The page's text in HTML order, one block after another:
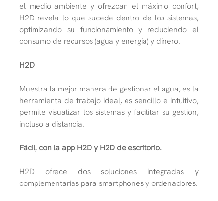
el medio ambiente y ofrezcan el máximo confort,
H2D revela lo que sucede dentro de los sistemas,
optimizando su funcionamiento y reduciendo el
consumo de recursos (agua y energía) y dinero.
H2D
Muestra la mejor manera de gestionar el agua, es la
herramienta de trabajo ideal, es sencillo e intuitivo,
permite visualizar los sistemas y facilitar su gestión,
incluso a distancia.
Fácil, con la app H2D y H2D de escritorio.
H2D ofrece dos soluciones integradas y
complementarias para smartphones y ordenadores.